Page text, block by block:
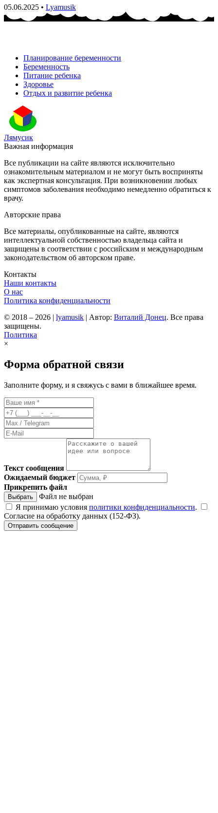
05.06.2025 • Lyamusik
Планирование беременности
Беременность
Питание ребенка
Здоровье
Отдых и развитие ребенка
Лямусик
Важная информация
Все публикации на сайте являются исключительно
ознакомительным материалом и не могут быть восприняты
как экспертная консультация. При возникновении любых
симптомов заболевания необходимо немедленно обратиться к
врачу.
Авторские права
Все материалы, опубликованные на сайте, являются
интеллектуальной собственностью владельца сайта и
защищены в соответствии с российским и международным
законодательством об авторском праве.
Контакты
Наши контакты
О нас
Политика конфиденциальности
© 2018 – 2026 | lyamusik | Автор: Виталий Донец. Все права
защищены.
Политика
×
Форма обратной связи
Заполните форму, и я свяжусь с вами в ближайшее время.
Текст сообщения
Ожидаемый бюджет
Прикрепить файл
Выбрать
Файл не выбран
Я принимаю условия политики конфиденциальности.
Согласие на обработку данных (152-ФЗ).
Отправить сообщение